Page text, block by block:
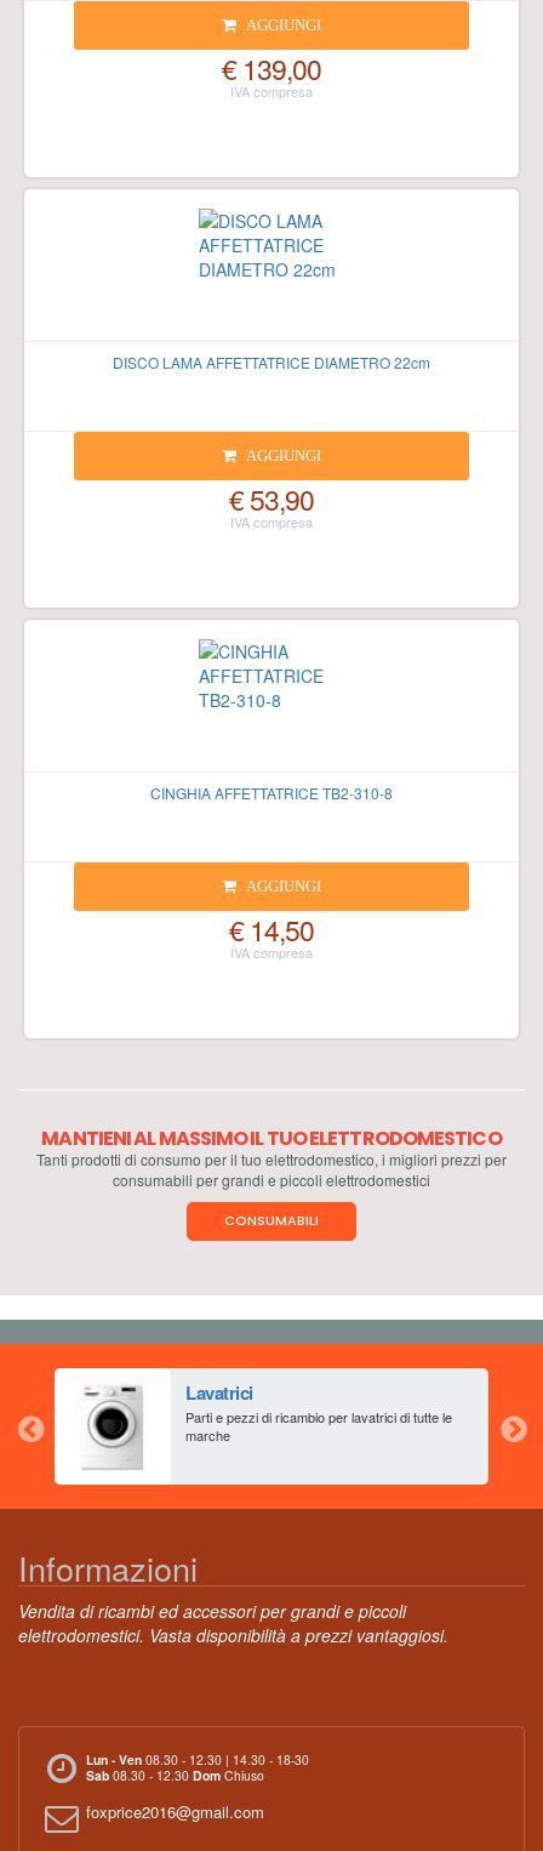
AGGIUNGI
€ 139,00
DISCO LAMA AFFETTATRICE DIAMETRO 22cm
AGGIUNGI
€ 53,90
CINGHIA AFFETTATRICE TB2-310-8
AGGIUNGI
€ 14,50
MANTIENI AL MASSIMO IL TUO ELETTRODOMESTICO
Tanti prodotti di consumo per il tuo elettrodomestico, i migliori prezzi per
consumabili per grandi e piccoli elettrodomestici
CONSUMABILI
Lavatrici
Parti e pezzi di ricambio per lavatrici di tutte le
marche
Informazioni
Vendita di ricambi ed accessori per grandi e piccoli
elettrodomestici. Vasta disponibilità a prezzi vantaggiosi.
Lun - Ven 08.30 - 12.30 | 14.30 - 18-30
Sab 08.30 - 12.30 Dom Chiuso
foxprice2016@gmail.com